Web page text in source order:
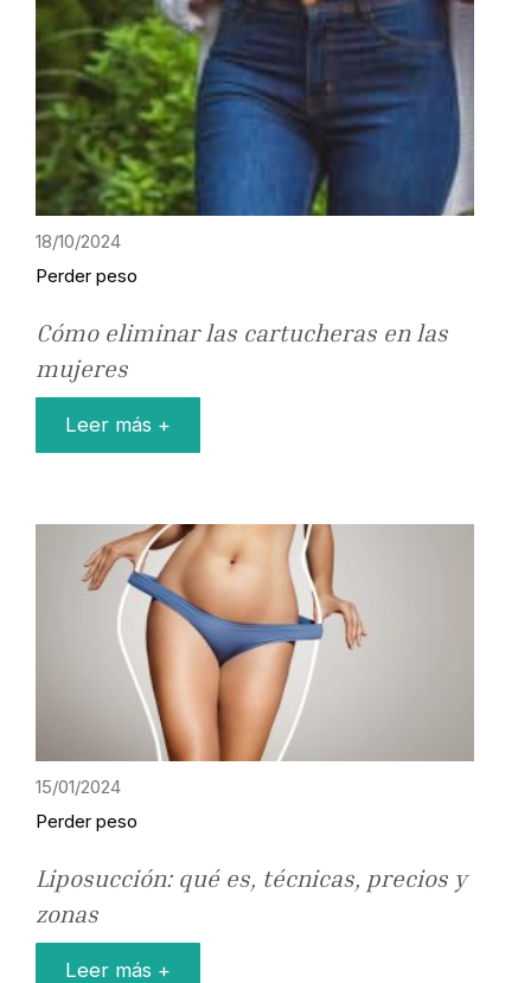
18/10/2024
Perder peso
Cómo eliminar las cartucheras en las
mujeres
Leer más +
15/01/2024
Perder peso
Liposucción: qué es, técnicas, precios y
zonas
Leer más +